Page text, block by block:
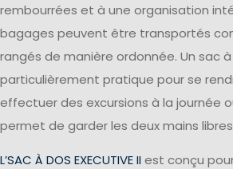
rembourrées et à une organisation
bagages peuvent être transportés
rangés de manière ordonnée. Un sac
particulièrement pratique pour se
effectuer des excursions à la journée
permet de garder les deux mains
L’SAC À DOS EXECUTIVE IIest conçu